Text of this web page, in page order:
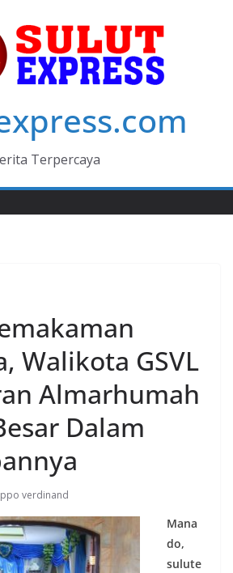
Terpercaya
Walikota GSVL
Almarhumah
Dalam
verdinand
Mana
do,
sulute